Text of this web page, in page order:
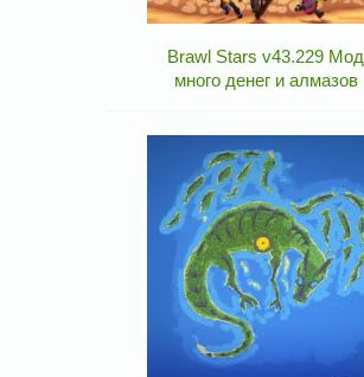
Brawl Stars v43.229 Мод
много денег и алмазов